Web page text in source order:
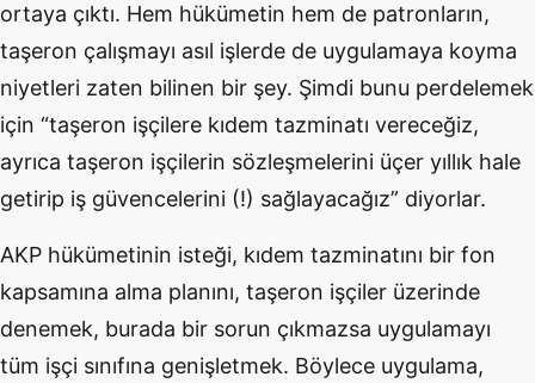
ortaya çıktı. Hem hükümetin hem de patronların,
taşeron çalışmayı asıl işlerde de uygulamaya koyma
niyetleri zaten bilinen bir şey. Şimdi bunu perdelemek
için “taşeron işçilere kıdem tazminatı vereceğiz,
ayrıca taşeron işçilerin sözleşmelerini üçer yıllık hale
getirip iş güvencelerini (!) sağlayacağız” diyorlar.
AKP hükümetinin isteği, kıdem tazminatını bir fon
kapsamına alma planını, taşeron işçiler üzerinde
denemek, burada bir sorun çıkmazsa uygulamayı
tüm işçi sınıfına genişletmek. Böylece uygulama,